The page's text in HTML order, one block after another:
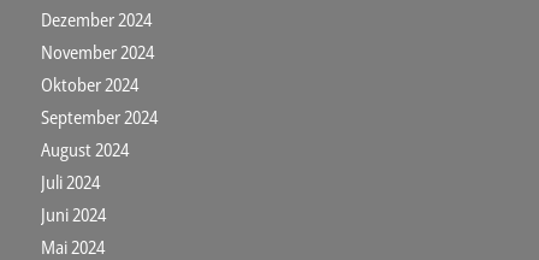
Dezember 2024
November 2024
Oktober 2024
September 2024
August 2024
Juli 2024
Juni 2024
Mai 2024